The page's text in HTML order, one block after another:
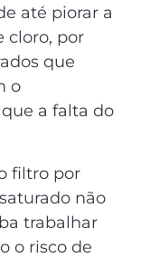
até piorar a
cloro, por
que
o
a falta do
filtro por
não
trabalhar
o risco de